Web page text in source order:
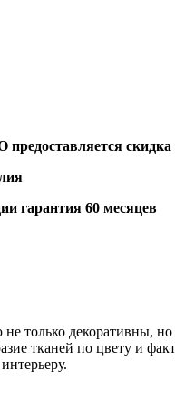
скидка
гарантия 60 месяцев
только декоративны,
тканей по цвету и